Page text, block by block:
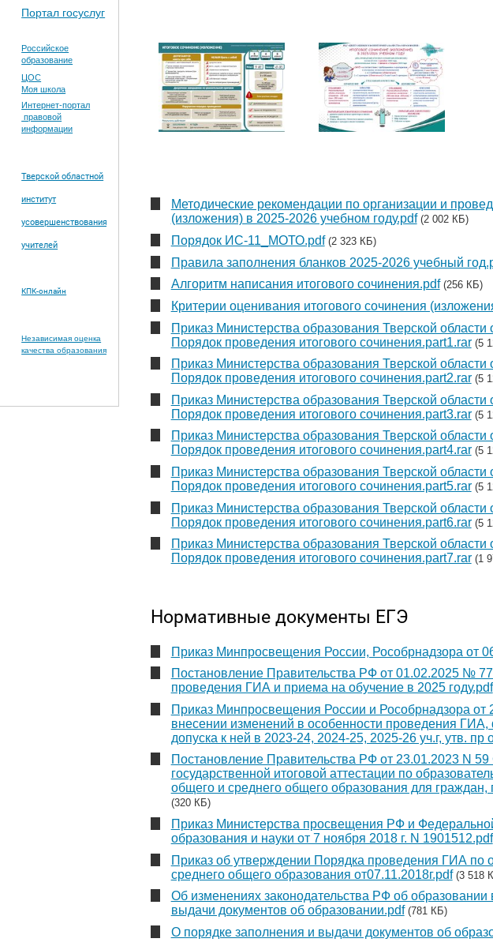
Портал госуслуг
Российское
образование
ЦОС
Моя школа
Интернет-портал
правовой
информации
Тверской областной
институт
усовершенствования
учителей
КПК-онлайн
Независимая оценка
качества образования
Методические рекомендации по организации и
(изложения) в 2025-2026 учебном году.pdf (2 002 КБ)
Порядок ИС-11_МОТО.pdf (2 323 КБ)
Правила заполнения бланков 2025-2026 учебный
Алгоритм написания итогового сочинения.pdf (256 КБ)
Критерии оценивания итогового сочинения
Приказ Министерства образования Тверской
Порядок проведения итогового сочинения.part1.rar (5
Приказ Министерства образования Тверской
Порядок проведения итогового сочинения.part2.rar (5
Приказ Министерства образования Тверской
Порядок проведения итогового сочинения.part3.rar (5
Приказ Министерства образования Тверской
Порядок проведения итогового сочинения.part4.rar (5
Приказ Министерства образования Тверской
Порядок проведения итогового сочинения.part5.rar (5
Приказ Министерства образования Тверской
Порядок проведения итогового сочинения.part6.rar (5
Приказ Министерства образования Тверской
Порядок проведения итогового сочинения.part7.rar (1
Нормативные документы ЕГЭ
Приказ Минпросвещения России, Рособрнадзора от
Постановление Правительства РФ от 01.02.2025 №
проведения ГИА и приема на обучение в 2025 году.pdf
Приказ Минпросвещения России и Рособрнадзора
внесении изменений в особенности проведения
допуска к ней в 2023-24, 2024-25, 2025-26 уч.г, утв.
Постановление Правительства РФ от 23.01.2023 N
государственной итоговой аттестации по
общего и среднего общего образования для
(320 КБ)
Приказ Министерства просвещения РФ и
образования и науки от 7 ноября 2018 г. N 1901512.pdf
Приказ об утверждении Порядка проведения ГИА по
среднего общего образования от07.11.2018г.pdf (3 518
Об изменениях законодательства РФ об образовании
выдачи документов об образовании.pdf (781 КБ)
О порядке заполнения и выдачи документов об